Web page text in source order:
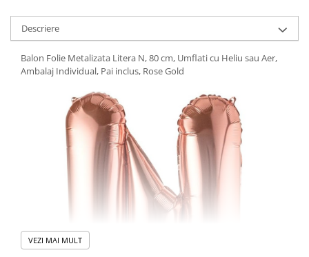
Descriere
Balon Folie Metalizata Litera N, 80 cm, Umflati cu Heliu sau Aer,
Ambalaj Individual, Pai inclus, Rose Gold
VEZI MAI MULT